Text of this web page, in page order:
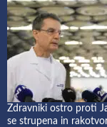
Zdravniki ostro proti
se strupena in